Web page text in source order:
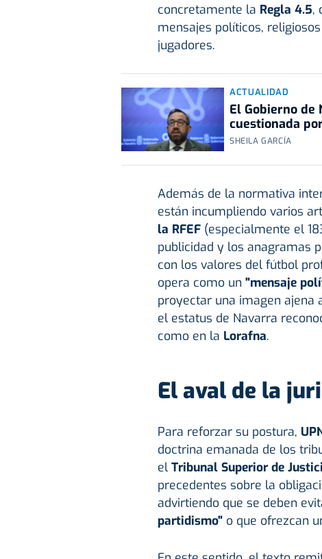
concretamente la Regla 4.5,
mensajes políticos,
jugadores.
ACTUALIDAD
El Gobierno
cuestionada
SHEILA GARCÍA
Además de la normativa
están incumpliendo varios
la RFEF(especialmente el
publicidad y los anagramas
con los valores del fútbol
opera como un "mensaje
proyectar una imagen ajena
el estatus de Navarra
como en la Lorafna.
El aval de la
Para reforzar su postura,
doctrina emanada de los
el Tribunal Superior de
precedentes sobre la
advirtiendo que se deben
partidismo"o que ofrezcan